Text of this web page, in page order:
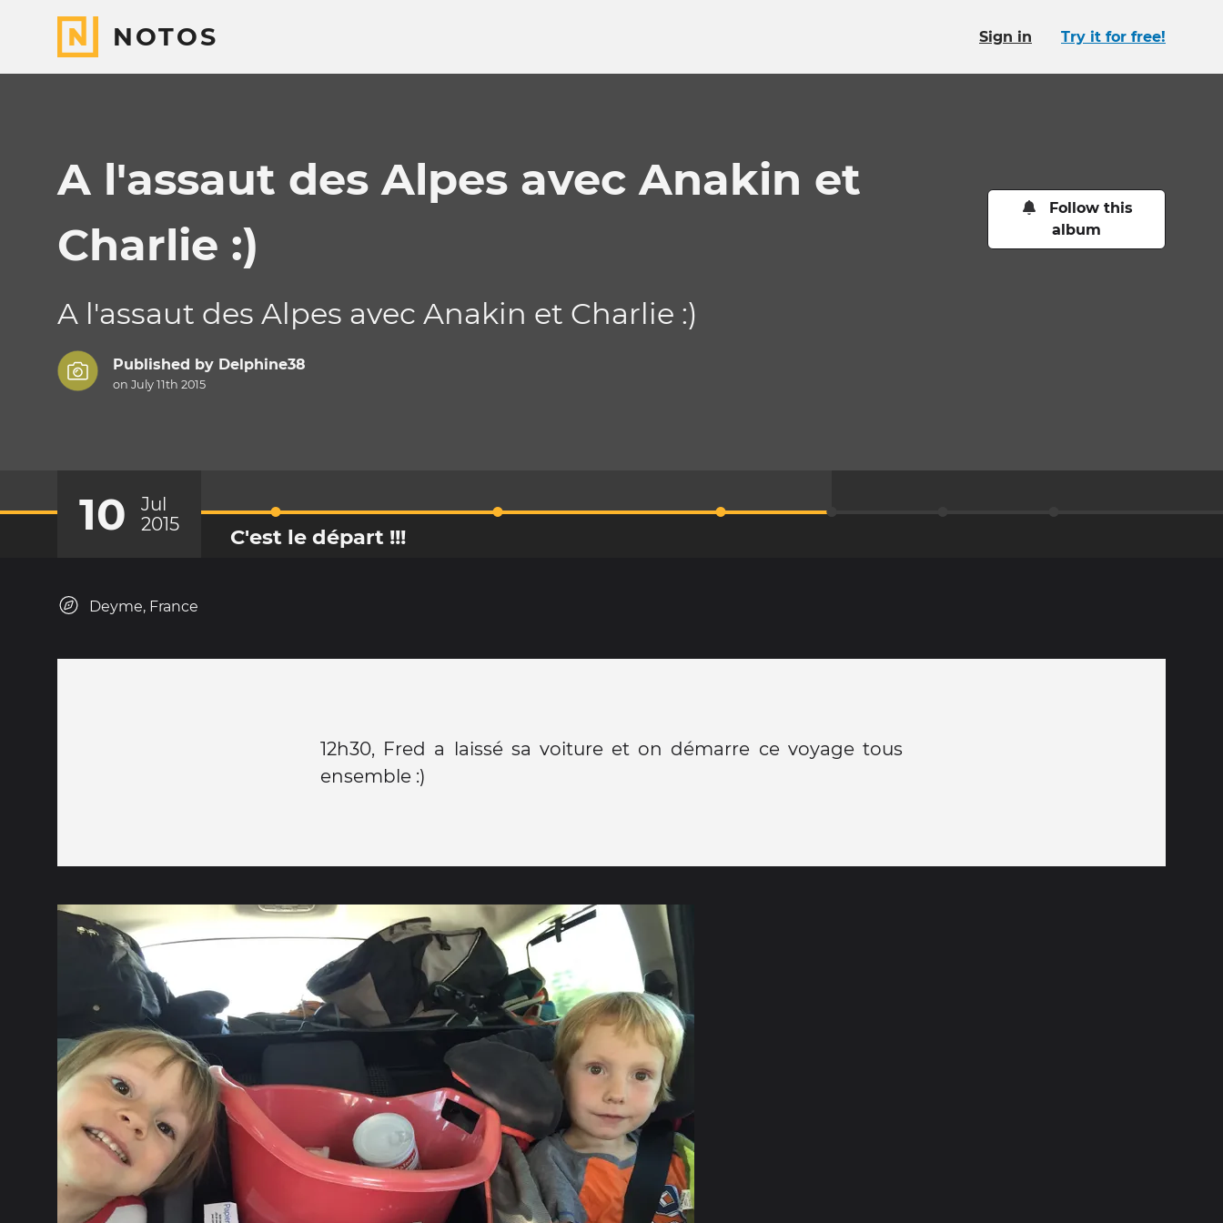
NOTOS Sign in Try it for free!
A l'assaut des Alpes avec Anakin et
Charlie :)
Follow this
album
A l'assaut des Alpes avec Anakin et Charlie :)
Published by Delphine38
on July 11th 2015
10
Jul
2015
C'est le départ !!!
Deyme, France
12h30, Fred a laissé sa voiture et on démarre ce voyage tous
ensemble :)